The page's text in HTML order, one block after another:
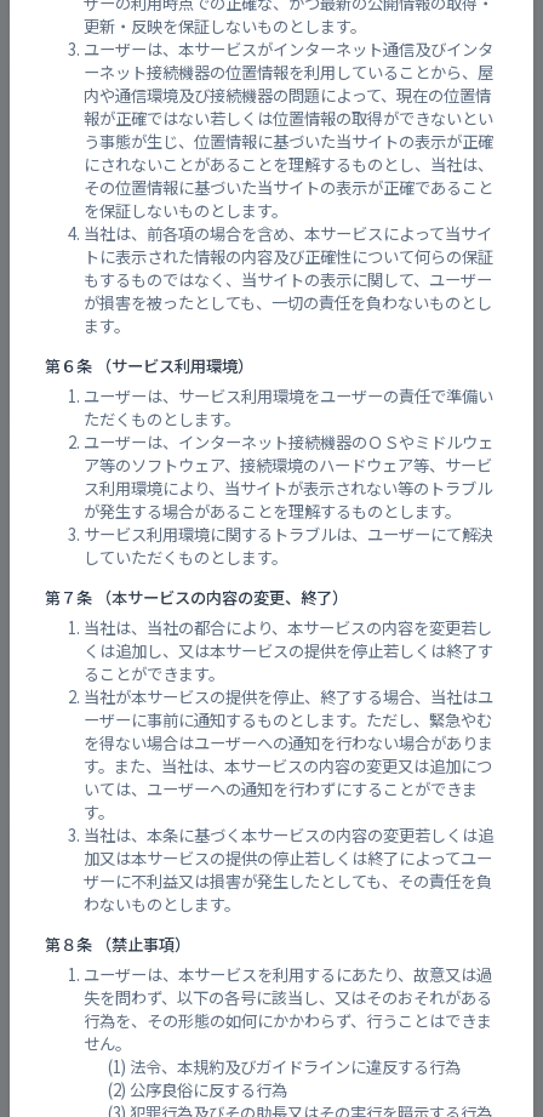
更新・反映を保証しないものとします。
ユーザーは、本サービスがインターネット通信及びインタ
ーネット接続機器の位置情報を利用していることから、屋
内や通信環境及び接続機器の問題によって、現在の位置情
報が正確ではない若しくは位置情報の取得ができないとい
う事態が生じ、位置情報に基づいた当サイトの表示が正確
にされないことがあることを理解するものとし、当社は、
その位置情報に基づいた当サイトの表示が正確であること
を保証しないものとします。
当社は、前各項の場合を含め、本サービスによって当サイ
トに表示された情報の内容及び正確性について何らの保証
もするものではなく、当サイトの表示に関して、ユーザー
が損害を被ったとしても、一切の責任を負わないものとし
ます。
第６条 （サービス利用環境）
ユーザーは、サービス利用環境をユーザーの責任で準備い
ただくものとします。
ユーザーは、インターネット接続機器のＯＳやミドルウェ
ア等のソフトウェア、接続環境のハードウェア等、サービ
ス利用環境により、当サイトが表示されない等のトラブル
が発生する場合があることを理解するものとします。
サービス利用環境に関するトラブルは、ユーザーにて解決
していただくものとします。
第７条 （本サービスの内容の変更、終了）
当社は、当社の都合により、本サービスの内容を変更若し
くは追加し、又は本サービスの提供を停止若しくは終了す
ることができます。
当社が本サービスの提供を停止、終了する場合、当社はユ
ーザーに事前に通知するものとします。ただし、緊急やむ
を得ない場合はユーザーへの通知を行わない場合がありま
す。また、当社は、本サービスの内容の変更又は追加につ
いては、ユーザーへの通知を行わずにすることができま
す。
当社は、本条に基づく本サービスの内容の変更若しくは追
加又は本サービスの提供の停止若しくは終了によってユー
ザーに不利益又は損害が発生したとしても、その責任を負
わないものとします。
第８条 （禁止事項）
ユーザーは、本サービスを利用するにあたり、故意又は過
失を問わず、以下の各号に該当し、又はそのおそれがある
行為を、その形態の如何にかかわらず、行うことはできま
せん。
法令、本規約及びガイドラインに違反する行為
公序良俗に反する行為
大塚西三丁目
受信：13分前 (2026年08月09日(日) 02:50)
八幡川支川（８）己斐上５丁目
西山本川193-1 山本町6丁目